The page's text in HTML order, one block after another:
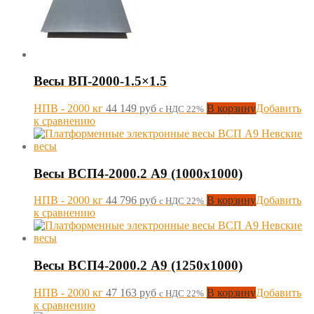
Весы ВП-2000-1.5×1.5
НПВ - 2000 кг 44 149 руб с НДС 22% В корзинуДобавить
к сравнению
Весы ВСП4-2000.2 А9 (1000х1000)
НПВ - 2000 кг 44 796 руб с НДС 22% В корзинуДобавить
к сравнению
Весы ВСП4-2000.2 А9 (1250х1000)
НПВ - 2000 кг 47 163 руб с НДС 22% В корзинуДобавить
к сравнению